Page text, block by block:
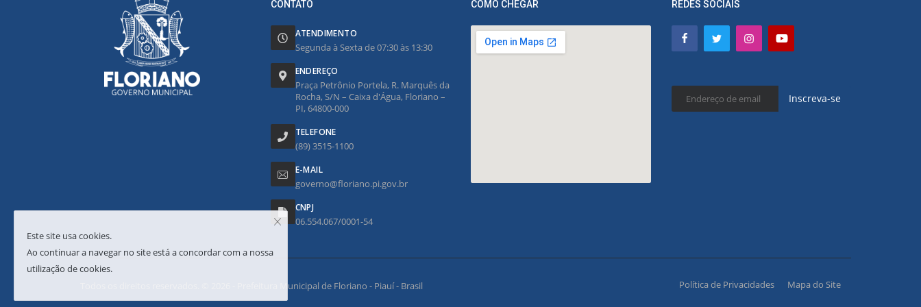
CONTATO
ATENDIMENTO
Segunda à Sexta de 07:30 às 13:30
ENDEREÇO
Praça Petrônio Portela, R. Marquês da
Rocha, S/N – Caixa d'Água, Floriano –
PI, 64800-000
TELEFONE
(89) 3515-1100
E-MAIL
governo@floriano.pi.gov.br
CNPJ
06.554.067/0001-54
COMO CHEGAR REDES SOCIAIS
Inscreva-se
Todos os direitos reservados. © 2026 - Prefeitura Municipal de Floriano - Piauí - Brasil Política de Privacidades Mapa do Site
Este site usa cookies.
Ao continuar a navegar no site está a concordar com a nossa
utilização de cookies.